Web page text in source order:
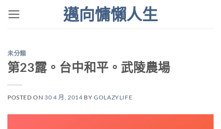
邁向慵懶人生
未分類
第23露。台中和平。武陵農場
POSTED ON 30 4 月, 2014 BYGOLAZYLIFE